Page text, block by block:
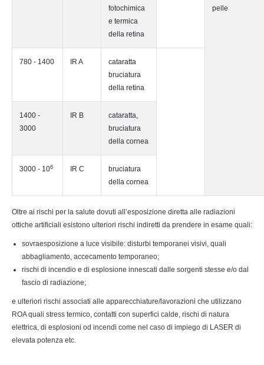
fotochimica
e termica
della retina
pelle
780 - 1400 IR A
cataratta
bruciatura
della retina
1400 -
3000
IR B
cataratta,
bruciatura
della cornea
3000 - 106 IR C
bruciatura
della cornea
Oltre ai rischi per la salute dovuti all’esposizione diretta alle radiazioni
ottiche artificiali esistono ulteriori rischi indiretti da prendere in esame quali:
sovraesposizione a luce visibile: disturbi temporanei visivi, quali
abbagliamento, accecamento temporaneo;
rischi di incendio e di esplosione innescati dalle sorgenti stesse e/o dal
fascio di radiazione;
e ulteriori rischi associati alle apparecchiature/lavorazioni che utilizzano
ROA quali stress termico, contatti con superfici calde, rischi di natura
elettrica, di esplosioni od incendi come nel caso di impiego di LASER di
elevata potenza etc.